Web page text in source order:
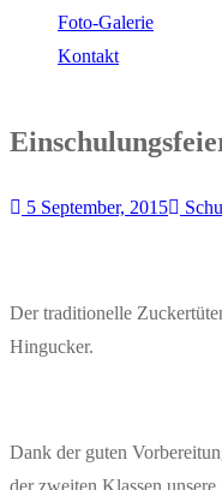
Foto-Galerie
Kontakt
5 September, 2015
Der traditionelle
Hingucker.
Dank der guten
der zweiten Klassen